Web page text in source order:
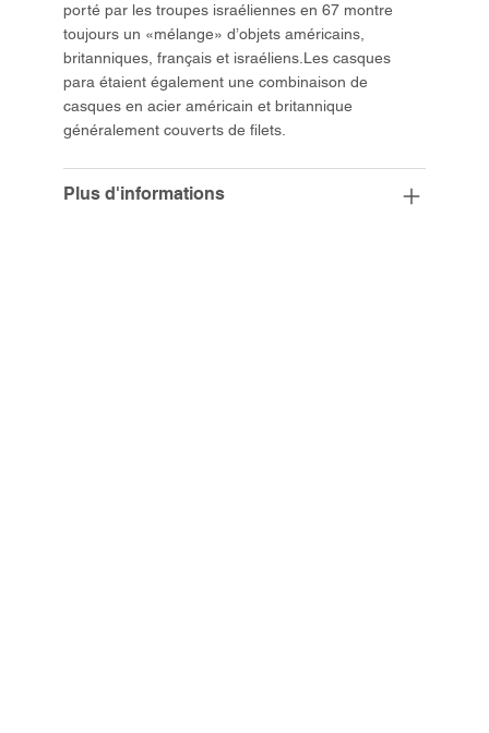
porté par les troupes israéliennes en 67 montre
toujours un «mélange» d’objets américains,
britanniques, français et israéliens.Les casques
para étaient également une combinaison de
casques en acier américain et britannique
généralement couverts de filets.
Plus d'informations